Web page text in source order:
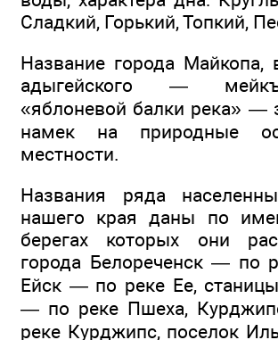
Сладкий, Горький, Топкий,
Название города Майкопа,
адыгейского —
«яблоневой балки река» —
намек на природные
местности.
Названия ряда
нашего края даны по
берегах которых они
города Белореченск — по
Ейск — по реке Ее,
— по реке Пшеха,
реке Курджипс, поселок